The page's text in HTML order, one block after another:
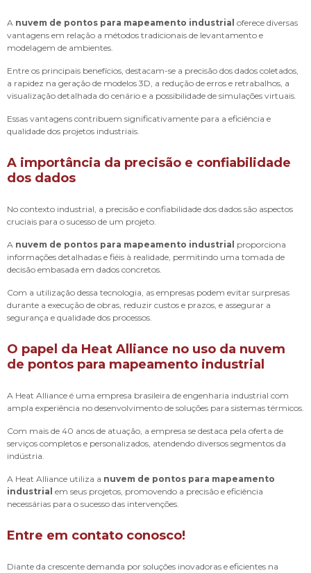
A nuvem de pontos para mapeamento industrial oferece diversas
vantagens em relação a métodos tradicionais de levantamento e
modelagem de ambientes.
Entre os principais benefícios, destacam-se a precisão dos dados coletados,
a rapidez na geração de modelos 3D, a redução de erros e retrabalhos, a
visualização detalhada do cenário e a possibilidade de simulações virtuais.
Essas vantagens contribuem significativamente para a eficiência e
qualidade dos projetos industriais.
A importância da precisão e confiabilidade
dos dados
No contexto industrial, a precisão e confiabilidade dos dados são aspectos
cruciais para o sucesso de um projeto.
A nuvem de pontos para mapeamento industrial proporciona
informações detalhadas e fiéis à realidade, permitindo uma tomada de
decisão embasada em dados concretos.
Com a utilização dessa tecnologia, as empresas podem evitar surpresas
durante a execução de obras, reduzir custos e prazos, e assegurar a
segurança e qualidade dos processos.
O papel da Heat Alliance no uso da nuvem
de pontos para mapeamento industrial
A Heat Alliance é uma empresa brasileira de engenharia industrial com
ampla experiência no desenvolvimento de soluções para sistemas térmicos.
Com mais de 40 anos de atuação, a empresa se destaca pela oferta de
serviços completos e personalizados, atendendo diversos segmentos da
indústria.
A Heat Alliance utiliza a nuvem de pontos para mapeamento
industrial em seus projetos, promovendo a precisão e eficiência
necessárias para o sucesso das intervenções.
Entre em contato conosco!
Diante da crescente demanda por soluções inovadoras e eficientes na